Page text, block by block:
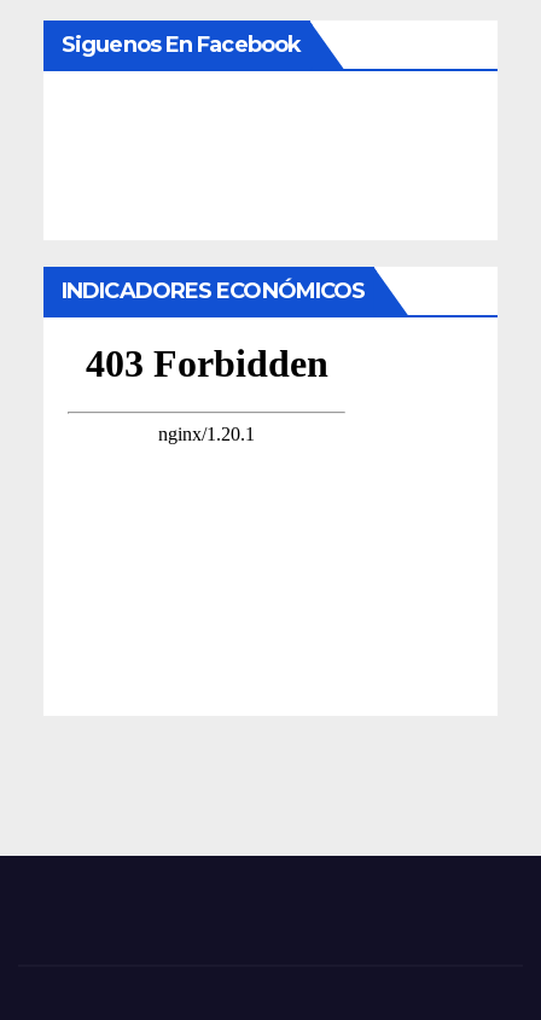
Siguenos En Facebook
INDICADORES ECONÓMICOS